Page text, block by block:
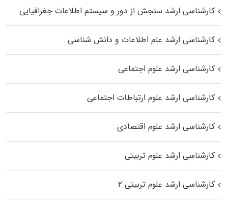
کارشناسی ارشد سنجش از دور و سیستم اطلاعات جغرافیایی
کارشناسی ارشد علم اطلاعات و دانش شناسی
کارشناسی ارشد علوم اجتماعی
کارشناسی ارشد علوم ارتباطات اجتماعی
کارشناسی ارشد علوم اقتصادی
کارشناسی ارشد علوم تربیتی
کارشناسی ارشد علوم تربیتی ۲